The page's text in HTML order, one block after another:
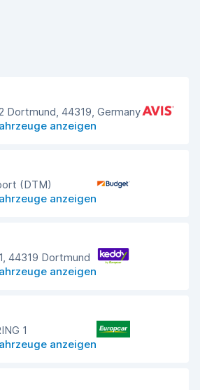
Dortmund, 44319, Germany
anzeigen
(DTM)
anzeigen
44319 Dortmund
anzeigen
1
anzeigen